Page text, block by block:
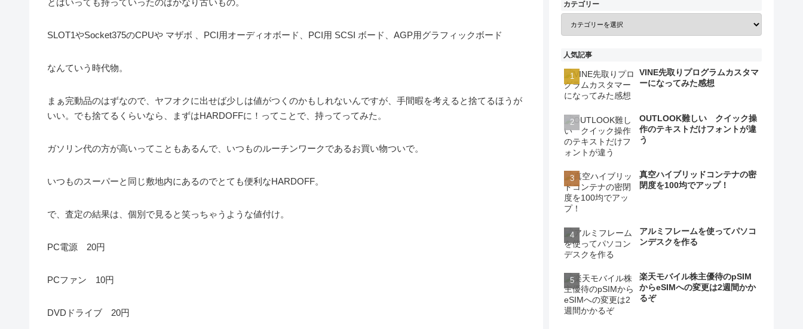
とはいっても持っていったのはかなり古いもの。
SLOT1やSocket375のCPUや マザボ 、PCI用オーディオボード、PCI用 SCSI ボード、AGP用グラフィックボード
なんていう時代物。
まぁ完動品のはずなので、ヤフオクに出せば少しは値がつくのかもしれないんですが、手間暇を考えると捨てるほうが
いい。でも捨てるくらいなら、まずはHARDOFFに！ってことで、持ってってみた。
ガソリン代の方が高いってこともあるんで、いつものルーチンワークであるお買い物ついで。
いつものスーパーと同じ敷地内にあるのでとても便利なHARDOFF。
で、査定の結果は、個別で見ると笑っちゃうような値付け。
PC電源 20円
PCファン 10円
DVDドライブ 20円
カテゴリー
人気記事
VINE先取りプログラムカスタマ
ーになってみた感想
OUTLOOK難しい クイック操
作のテキストだけフォントが違
う
真空ハイブリッドコンテナの密
閉度を100均でアップ！
アルミフレームを使ってパソコ
ンデスクを作る
楽天モバイル株主優待のpSIM
からeSIMへの変更は2週間かか
るぞ